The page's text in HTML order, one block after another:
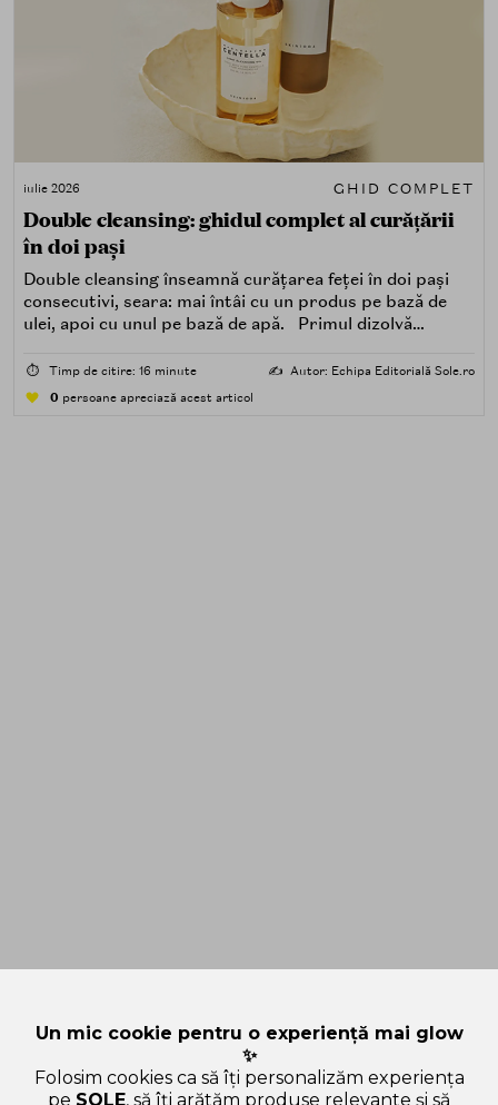
iulie 2026 GHID COMPLET
Double cleansing: ghidul complet al curățării
în doi pași
Double cleansing înseamnă curățarea feței în doi pași
consecutivi, seara: mai întâi cu un produs pe bază de
ulei, apoi cu unul pe bază de apă. Primul dizolvă
poluare. Al doilea îndepărtează impuritățile solubile în
⏱️ Timp de citire: 16 minute ✍️ Autor: Echipa Editorială Sole.ro
0 persoane apreciază acest articol
Un mic cookie pentru o experiență mai glow
✨
Folosim cookies ca să îți personalizăm experiența
pe SOLE, să îți arătăm produse relevante și să